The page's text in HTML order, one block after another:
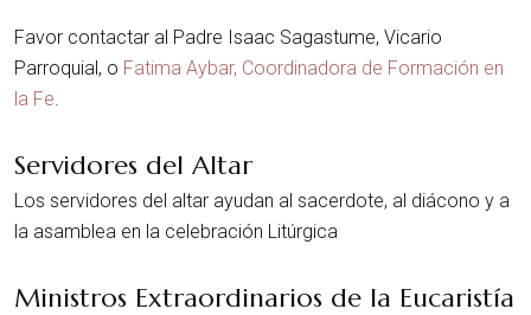
Favor contactar al Padre Isaac Sagastume, Vicario
Parroquial, o Fatima Aybar, Coordinadora de Formación en
la Fe.
Servidores del Altar
Los servidores del altar ayudan al sacerdote, al diácono y a
la asamblea en la celebración Litúrgica
Ministros Extraordinarios de la Eucaristía